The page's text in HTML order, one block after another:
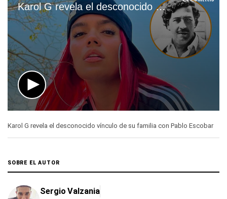
Karol G revela el desconocido vínculo de su familia con Pablo Escobar
seconds
of
1
seconds
Karol G revela el desconocido vínculo de su familia con Pablo Escobar
SOBRE EL AUTOR
Sergio Valzania